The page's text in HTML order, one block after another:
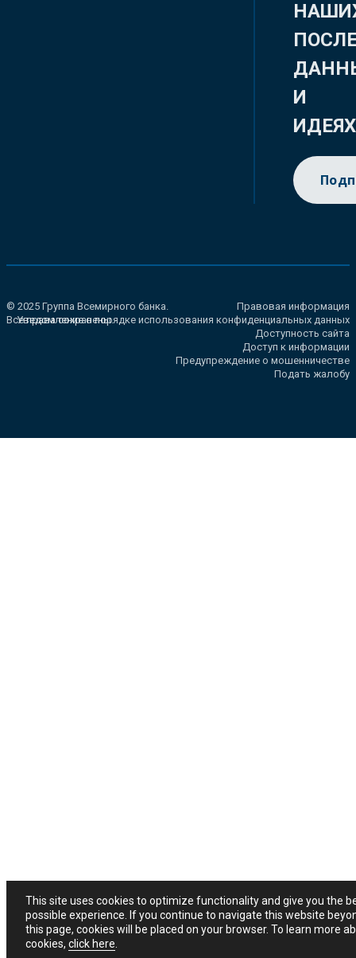
И
ИДЕЯХ
© 2025 Группа Всемирного банка.
Все права сохранены.
Правовая информация
Уведомление о порядке использования конфиденциальных данных
Доступность сайта
Доступ к информации
Предупреждение о мошенничестве
Подать жалобу
This site uses cookies to optimize functionality and give you the
possible experience. If you continue to navigate this website
this page, cookies will be placed on your browser. To learn more
cookies, click here